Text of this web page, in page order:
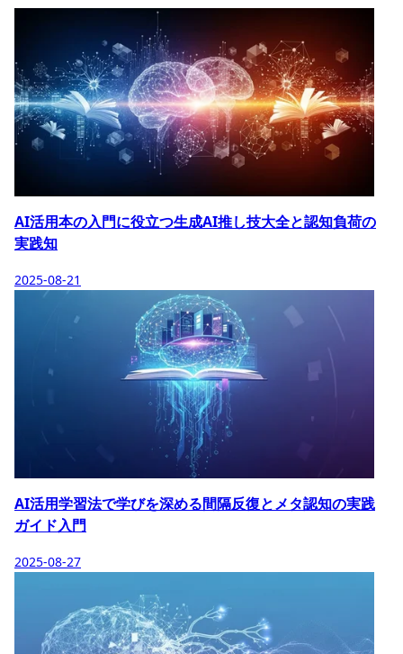
AI活用本の入門に役立つ生成AI推し技大全と認知負荷の
実践知
2025-08-21
AI活用学習法で学びを深める間隔反復とメタ認知の実践
ガイド入門
2025-08-27